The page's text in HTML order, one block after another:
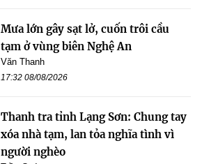
Mưa lớn gây sạt lở, cuốn trôi cầu
tạm ở vùng biên Nghệ An
Văn Thanh
17:32 08/08/2026
Thanh tra tỉnh Lạng Sơn: Chung tay
xóa nhà tạm, lan tỏa nghĩa tình vì
người nghèo